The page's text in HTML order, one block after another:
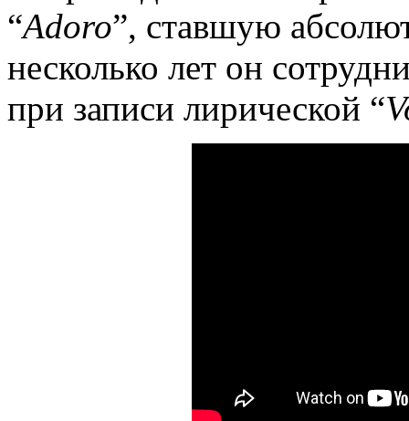
“Adoro”, ставшую
несколько лет он
при записи лирической “